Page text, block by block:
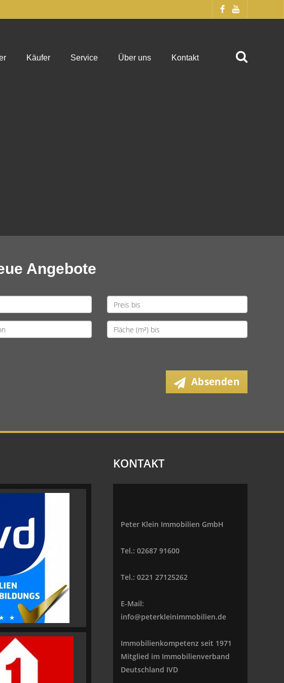
Käufer Service Über uns Kontakt
Angebote
Absenden
KONTAKT
Peter Klein Immobilien GmbH
Tel.: 02687 91600
Tel.: 0221 27125262
E-Mail:
info@peterkleinimmobilien.de
Immobilienkompetenz seit 1971
Mitglied im Immobilienverband
Deutschland IVD